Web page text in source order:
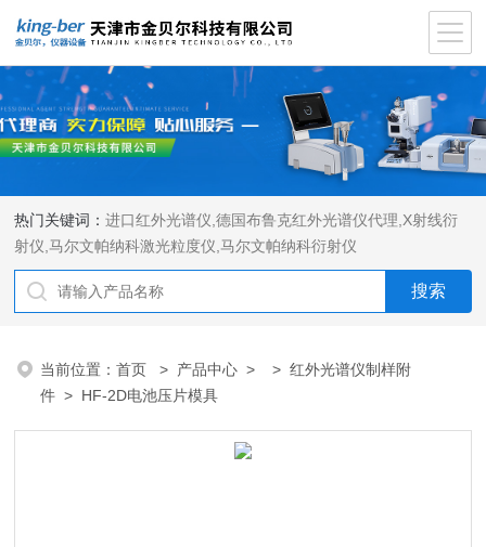
热门关键词：进口红外光谱仪 ,德国布鲁克红外光谱仪代理 X射线衍
射仪 ,马尔文帕纳科激光粒度仪 ,马尔文帕纳科衍射仪
当前位置：首页 > 产品中心 > >红外光谱仪制样附
件 > HF-2D电池压片模具